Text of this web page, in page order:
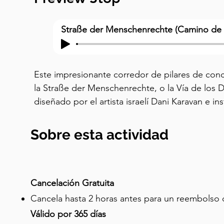
Straße der Menschenrechte (Camino
Este impresionante corredor de pilares de
la Straße der Menschenrechte, o la Vía de los
diseñado por el artista israelí Dani Karavan e
lugares. Es la forma en que Núremberg
Esta fue la ciudad donde los nazis realizaron
llamado "Desfile de la Libertad", Hitler convocó
paquete de leyes antisemitas que se
Núremberg. Aquí está lo que esas leyes
Sobre esta actividad
Cancelación Gratuita
Cancela hasta 2 horas antes para un
Válido por 365 días